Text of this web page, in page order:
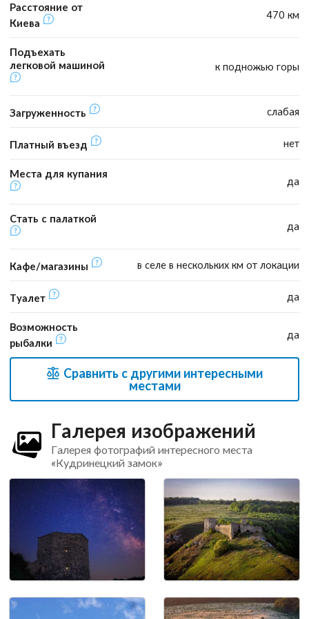
Расстояние от
Киева
470 км
Подъехать
легковой машиной
к подножью горы
Загруженность слабая
Платный въезд нет
Места для купания
да
Стать с палаткой
да
Кафе/магазины в селе в нескольких км от локации
Туалет да
Возможность
рыбалки
да
Сравнить с другими интересными
местами
Галерея изображений
Галерея фотографий интересного места
«Кудринецкий замок»